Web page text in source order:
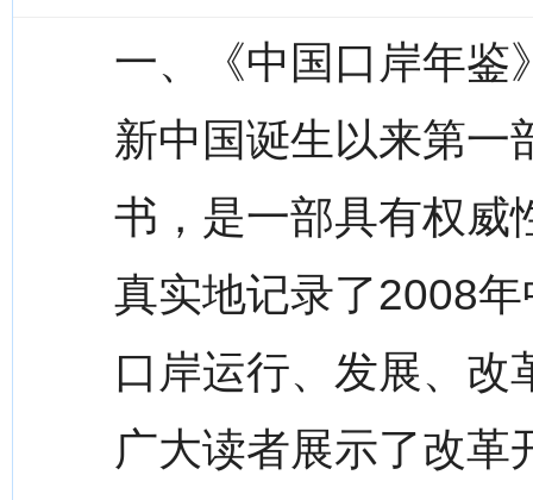
一、《中国口岸年鉴
新中国诞生以来第一
书，是一部具有权威
真实地记录了2008
口岸运行、发展、改
广大读者展示了改革